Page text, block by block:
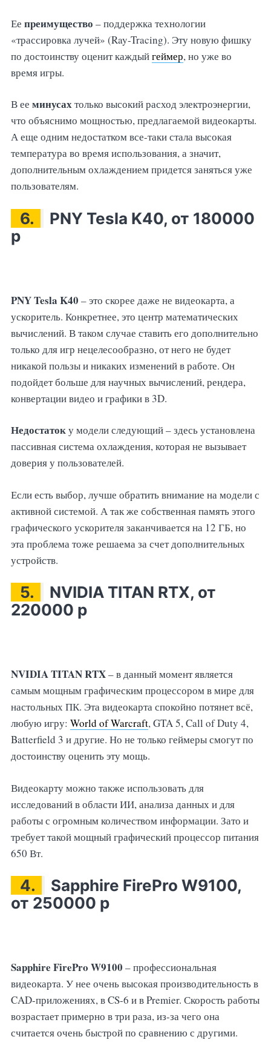
Ее преимущество – поддержка технологии
«трассировка лучей» (Ray-Tracing). Эту новую фишку
по достоинству оценит каждыйгеймер, но уже во
время игры.
В ее минусахтолько высокий расход электроэнергии,
что объяснимо мощностью, предлагаемой видеокарты.
А еще одним недостатком все-таки стала высокая
температура во время использования, а значит,
дополнительным охлаждением придется заняться уже
пользователям.
6.
PNY Tesla K40, от 180000
р
PNY Tesla K40 – это скорее даже не видеокарта, а
ускоритель. Конкретнее, это центр математических
вычислений. В таком случае ставить его дополнительно
только для игр нецелесообразно, от него не будет
никакой пользы и никаких изменений в работе. Он
подойдет больше для научных вычислений, рендера,
конвертации видео и графики в 3D.
Недостатоку модели следующий – здесь установлена
пассивная система охлаждения, которая не вызывает
доверия у пользователей.
Если есть выбор, лучше обратить внимание на модели с
активной системой. А так же собственная память этого
графического ускорителя заканчивается на 12 ГБ, но
эта проблема тоже решаема за счет дополнительных
устройств.
5.
NVIDIA TITAN RTX, от
220000 р
NVIDIA TITAN RTX– в данный момент является
самым мощным графическим процессором в мире для
настольных ПК. Эта видеокарта спокойно потянет всё,
любую игру: World of Warcraft, GTA 5, Call of Duty 4,
Batterfield 3 и другие. Но не только геймеры смогут по
достоинству оценить эту мощь.
Видеокарту можно также использовать для
исследований в области ИИ, анализа данных и для
работы с огромным количеством информации. Зато и
требует такой мощный графический процессор питания
650 Вт.
4.
Sapphire FirePro W9100,
от 250000 р
Sapphire FirePro W9100 – профессиональная
видеокарта. У нее очень высокая производительность в
CAD-приложениях, в CS-6 и в Premier. Скорость работы
возрастает примерно в три раза, из-за чего она
считается очень быстрой по сравнению с другими.